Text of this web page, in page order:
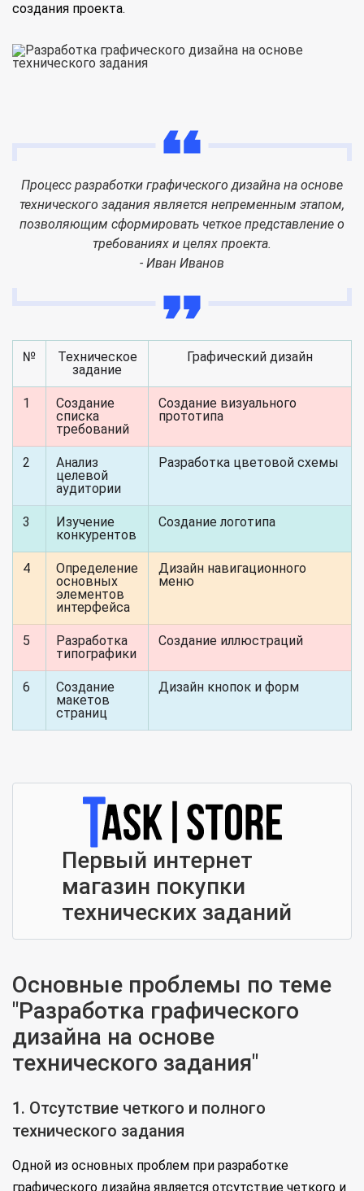
создания проекта.
Процесс разработки графического дизайна на основе
технического задания является непременным этапом,
позволяющим сформировать четкое представление о
требованиях и целях проекта.
- Иван Иванов
№
Техническое
задание
Графический дизайн
1
Создание
списка
требований
Создание визуального
прототипа
2
Анализ
целевой
аудитории
Разработка цветовой схемы
3
Изучение
конкурентов
Создание логотипа
4
Определение
основных
элементов
интерфейса
Дизайн навигационного
меню
5
Разработка
типографики
Создание иллюстраций
6
Создание
макетов
страниц
Дизайн кнопок и форм
Первый интернет
магазин покупки
технических заданий
Основные проблемы по теме
"Разработка графического
дизайна на основе
технического задания"
1. Отсутствие четкого и полного
технического задания
Одной из основных проблем при разработке
графического дизайна является отсутствие четкого и